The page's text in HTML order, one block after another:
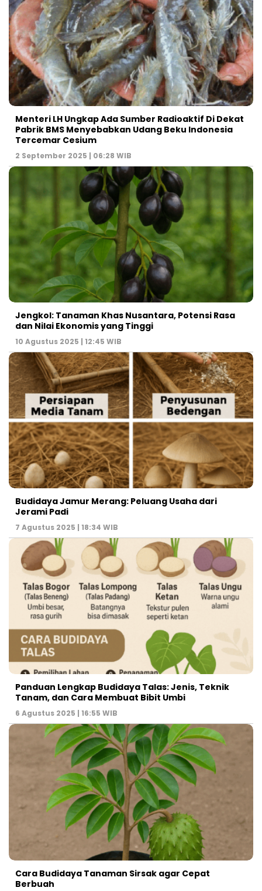
Menteri LH Ungkap Ada Sumber Radioaktif Di Dekat
Pabrik BMS Menyebabkan Udang Beku Indonesia
Tercemar Cesium
2 September 2025 | 06:28 WIB
Jengkol: Tanaman Khas Nusantara, Potensi Rasa
dan Nilai Ekonomis yang Tinggi
10 Agustus 2025 | 12:45 WIB
Budidaya Jamur Merang: Peluang Usaha dari
Jerami Padi
7 Agustus 2025 | 18:34 WIB
Panduan Lengkap Budidaya Talas: Jenis, Teknik
Tanam, dan Cara Membuat Bibit Umbi
6 Agustus 2025 | 16:55 WIB
Cara Budidaya Tanaman Sirsak agar Cepat
Berbuah